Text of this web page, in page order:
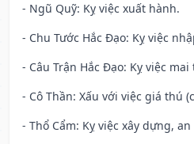
- Ngũ Quỹ: Kỵ việc xuất hành.
- Chu Tước Hắc Đạo: Kỵ việc
- Câu Trận Hắc Đạo: Kỵ việc mai
- Cô Thần: Xấu với việc giá thú
- Thổ Cẩm: Kỵ việc xây dựng,